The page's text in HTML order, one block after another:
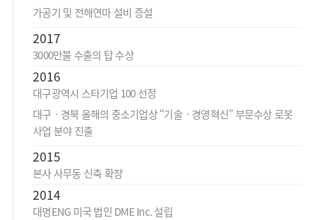
가공기 및 전해연마 설비 증설
2017
3000만불 수출의 탑 수상
2016
대구광역시 스타기업 100 선정
대구ㆍ경북 올해의 중소기업상 “기술ㆍ경영혁신” 부문수상 로봇
사업 분야 진출
2015
본사 사무동 신축 확장
2014
대명ENG 미국 법인 DME Inc. 설립